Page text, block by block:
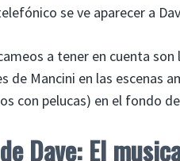
se ve aparecer a
a tener en cuenta
de Mancini en las escenas
con pelucas) en el fondo
Dave: El